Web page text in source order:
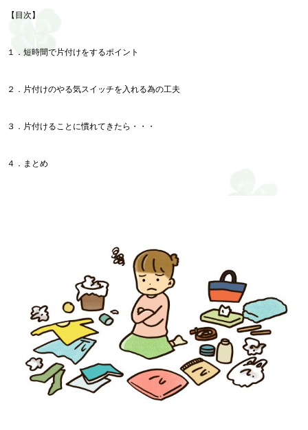
【目次】
１．短時間で片付けをするポイント
２．片付けのやる気スイッチを入れる為の工夫
３．片付けることに慣れてきたら・・・
４．まとめ